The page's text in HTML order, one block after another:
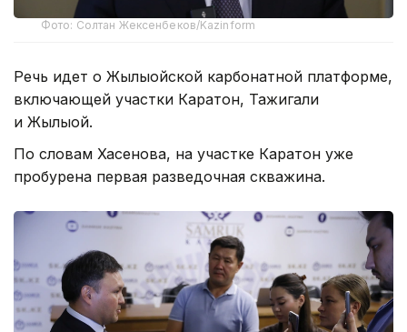
Фото: Солтан Жексенбеков/Kazinform
Речь идет о Жылыойской карбонатной платформе,
включающей участки Каратон, Тажигали
и Жылыой.
По словам Хасенова, на участке Каратон уже
пробурена первая разведочная скважина.